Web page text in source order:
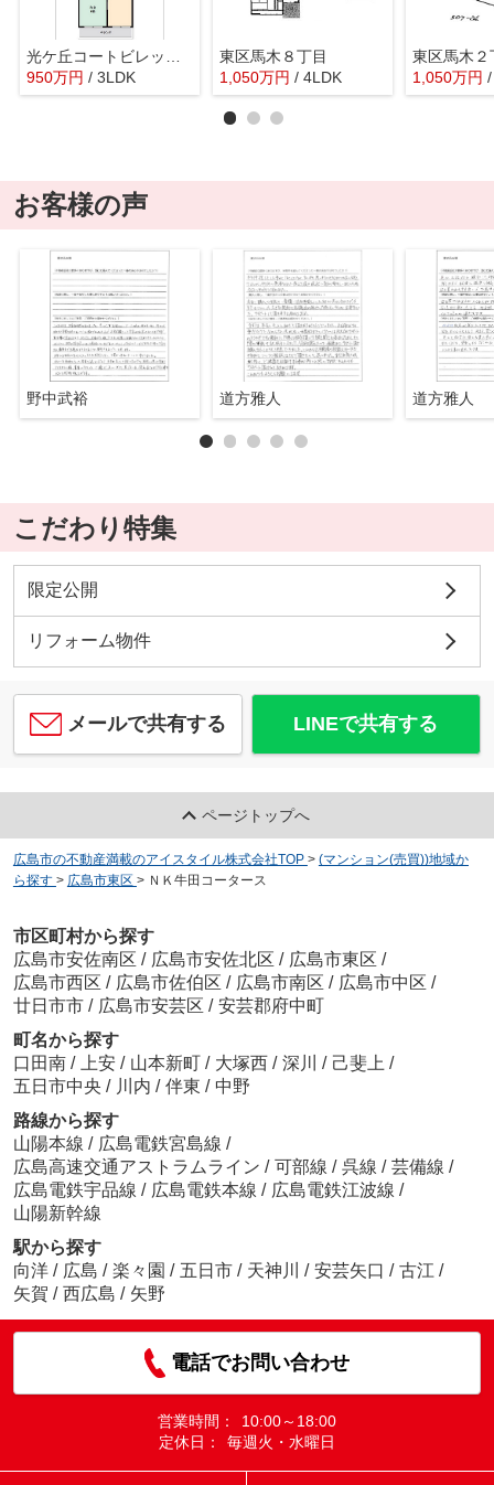
950万円 / 3LDK
東区馬木８丁目
1,050万円 / 4LDK
東区馬木２
1,050万円
お客様の声
野中武裕 道方雅人 道方雅人
こだわり特集
限定公開
リフォーム物件
メールで共有する LINEで共有する
ページトップへ
広島市の不動産満載のアイスタイル株式会社TOP > (マンション(売買))地域か
ら探す > 広島市東区 > ＮＫ牛田コータース
市区町村から探す
広島市安佐南区 / 広島市安佐北区 / 広島市東区 /
広島市西区 / 広島市佐伯区 / 広島市南区 / 広島市中区 /
廿日市市 / 広島市安芸区 / 安芸郡府中町
町名から探す
口田南 / 上安 / 山本新町 / 大塚西 / 深川 / 己斐上 /
五日市中央 / 川内 / 伴東 / 中野
路線から探す
山陽本線 / 広島電鉄宮島線 /
広島高速交通アストラムライン / 可部線 / 呉線 / 芸備線 /
広島電鉄宇品線 / 広島電鉄本線 / 広島電鉄江波線 /
山陽新幹線
駅から探す
向洋 / 広島 / 楽々園 / 五日市 / 天神川 / 安芸矢口 / 古江 /
矢賀 / 西広島 / 矢野
電話でお問い合わせ
営業時間：
10:00～18:00
定休日：
毎週火・水曜日